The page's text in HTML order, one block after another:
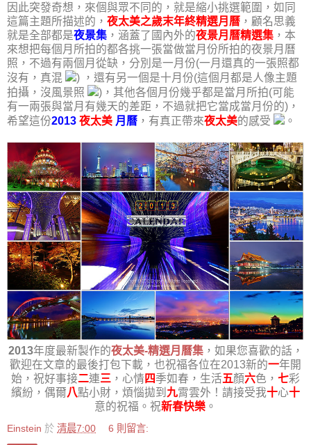
因此突發奇想，來個與眾不同的，就是縮小挑選範圍，如同
這篇主題所描述的， 夜太美之歲末年終精選月曆 ，顧名思義
就是全部都是夜景集 ，涵蓋了國內外的夜景月曆精選集 ，本
來想把每個月所拍的都各挑一張當做當月份所拍的夜景月曆
照，不過有兩個月從缺，分別是一月份(一月還真的一張照都
沒有，真混
) ，還有另一個是十月份(這個月都是人像主題
拍攝，沒風景照
)，其他各個月份幾乎都是當月所拍(可能
有一兩張與當月有幾天的差距，不過就把它當成當月份的)，
希望這份2013 夜太美 月曆 ，有真正帶來夜太美的感受 。
2013年度最新製作的夜太美-精選月曆集，如果您喜歡的話，
歡迎在文章的最後打包下載，也祝福各位在2013新的一年開
始，祝好事接二連三 ，心情 四季如春，生活五顏六色， 七彩
繽紛，偶爾八點小財，煩惱拋到 九霄雲外！請接受我十心十
意的祝福。祝新春快樂 。
Einstein 於 清晨7:00 6 則留言: